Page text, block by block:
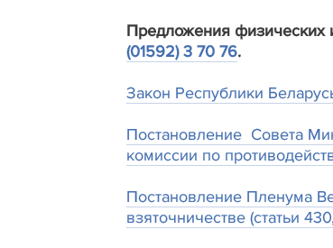
Предложения физических
(01592) 3 70 76.
Закон Республики
Постановление Совета
комиссии по
Постановление Пленума
взяточничестве (статьи